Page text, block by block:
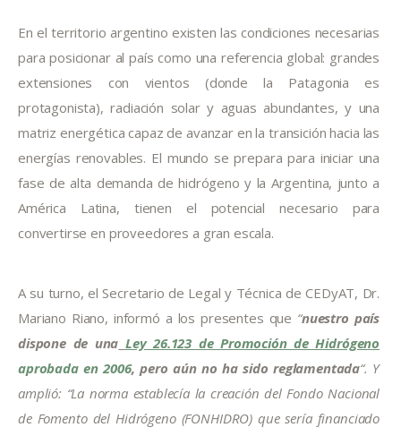
En el territorio argentino existen las condiciones necesarias
para posicionar al país como una referencia global: grandes
extensiones con vientos (donde la Patagonia es
protagonista), radiación solar y aguas abundantes, y una
matriz energética capaz de avanzar en la transición hacia las
energías renovables. El mundo se prepara para iniciar una
fase de alta demanda de hidrógeno y la Argentina, junto a
América Latina, tienen el potencial necesario para
convertirse en proveedores a gran escala.
A su turno, el Secretario de Legal y Técnica de CEDyAT, Dr.
Mariano Riano, informó a los presentes que “nuestro país
dispone de una Ley 26.123 de Promoción de Hidrógeno
aprobada en 2006, pero aún no ha sido reglamentada“. Y
amplió: “La norma establecía la creación del Fondo Nacional
de Fomento del Hidrógeno (FONHIDRO) que sería financiado